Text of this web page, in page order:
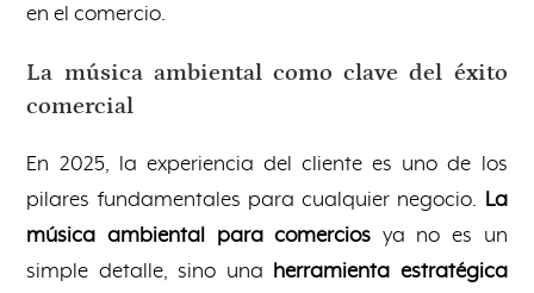
en el comercio.
La música ambiental como clave del éxito
comercial
En 2025, la experiencia del cliente es uno de los
pilares fundamentales para cualquier negocio. La
música ambiental para comercios ya no es un
simple detalle, sino una herramienta estratégica